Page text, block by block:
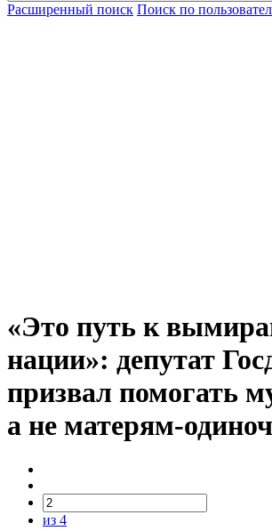
Расширенный поиск Поиск по
«Это путь к
нации»: депутат
призвал помогать
а не матерям-
из 4